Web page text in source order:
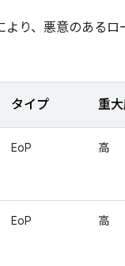
り、悪意のある
タイプ 重
EoP 高
EoP 高